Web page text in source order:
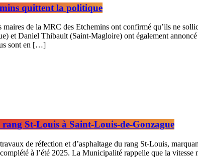
quittent la politique
de la MRC des Etchemins ont confirmé qu’ils ne
et Daniel Thibault (Saint-Magloire) ont également
sont en […]
St-Louis à Saint-Louis-de-Gonzague
de réfection et d’asphaltage du rang St-Louis,
à l’été 2025. La Municipalité rappelle que la